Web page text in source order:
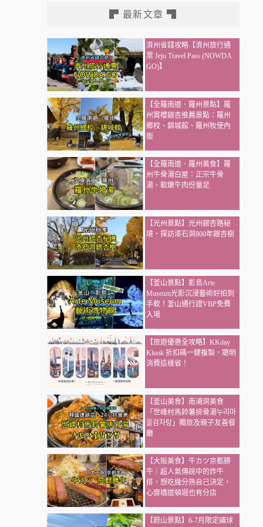
▛ 最新文章 ▜
濟州省錢攻略【濟州旅行通
票 Jeju Travel Pass (NOWDA
GO)】
【全羅南道．羅州景點】羅
州賞櫻銀杏推薦景點：羅州
鄉校、錦城館、羅州牧使內
衙
【全羅南道．羅州美食】羅
州牛骨湯白屋：正宗牛骨
湯、軟嫩牛肉份量足
【光州景點】光州銀杏路秘
境・探訪漆石洞800年銀杏樹
【釜山景點】影島Arte
Museum光影沉浸藝術好拍到
手軟！釜山通行證VBP免費
入場
【旅遊優惠全攻略】KKday
Klook 折扣碼一鍵複製，聰明
消費這樣省！
【釜山美食】南浦洞美食
「世峰村馬鈴薯排骨湯누리마
을감자탕」獨旅及親子友善餐
廳
【大阪美食】牛カツ京都勝
牛｜超人氣傳說中的炸牛
排，想吃幾分熟自己決定，
心齋橋道頓堀也有分店
【蔚山景點】6-7月限定繡球